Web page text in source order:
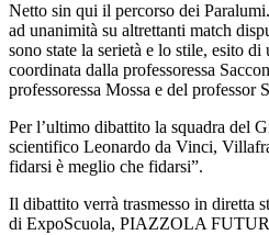
Netto sin qui il percorso dei
ad unanimità su altrettanti match
sono state la serietà e lo stile, esito
coordinata dalla professoressa
professoressa Mossa e del professor
Per l’ultimo dibattito la squadra del
scientifico Leonardo da Vinci,
fidarsi è meglio che fidarsi”.
Il dibattito verrà trasmesso in diretta
di ExpoScuola, PIAZZOLA